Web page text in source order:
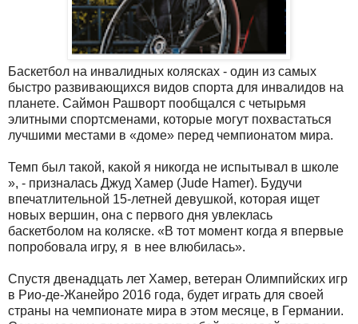
Баскетбол на инвалидных колясках - один из самых
быстро развивающихся видов спорта для инвалидов на
планете. Саймон Рашворт пообщался с четырьмя
элитными спортсменами, которые могут похвастаться
лучшими местами в «доме» перед чемпионатом мира.
Темп был такой, какой я никогда не испытывал в школе
», - призналась Джуд Хамер (Jude Hamer). Будучи
впечатлительной 15-летней девушкой, которая ищет
новых вершин, она с первого дня увлеклась
баскетболом на коляске. «В тот момент когда я впервые
попробовала игру, я в нее влюбилась».
Спустя двенадцать лет Хамер, ветеран Олимпийских игр
в Рио-де-Жанейро 2016 года, будет играть для своей
страны на чемпионате мира в этом месяце, в Германии.